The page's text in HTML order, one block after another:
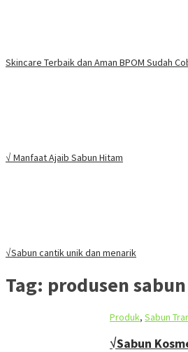
Skincare Terbaik dan Aman BPOM Sudah
√ Manfaat Ajaib Sabun Hitam
√Sabun cantik unik dan menarik
Tag: produsen
Produk, Sabun
√Sabun